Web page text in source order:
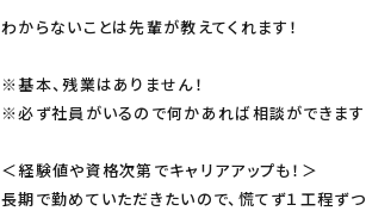
わからないことは先輩が教えてくれます！
※基本、残業はありません！
※必ず社員がいるので何かあれば相談ができます
＜経験値や資格次第でキャリアアップも！＞
長期で勤めていただきたいので、慌てず１工程ずつ